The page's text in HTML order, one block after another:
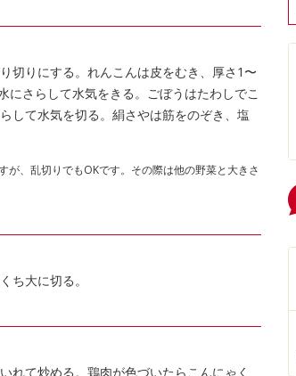
切りにする。れんこんは皮をむき、厚さ1〜
さらして水気をきる。ごぼうはたわしでこ
して水気を切る。絹さやは筋をのぞき、塩
、乱切りでもOKです。その際は他の野菜と大きさ
ち大に切る。
れて炒める。鶏肉が色づいたらこんにゃく